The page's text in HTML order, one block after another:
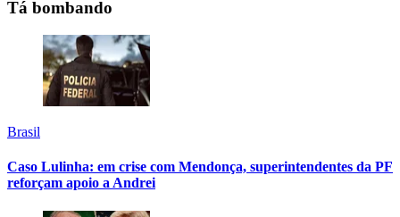
Tá bombando
Brasil
Caso Lulinha: em crise com Mendonça, superintendentes da PF
reforçam apoio a Andrei